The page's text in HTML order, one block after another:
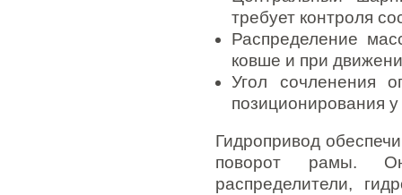
требует контроля
Распределение
ковше и при
Угол сочленения
позиционирования
Гидропривод
поворот рамы. Он
распределители,